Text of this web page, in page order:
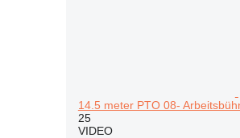
14.5 meter PTO 08-
25
VIDEO